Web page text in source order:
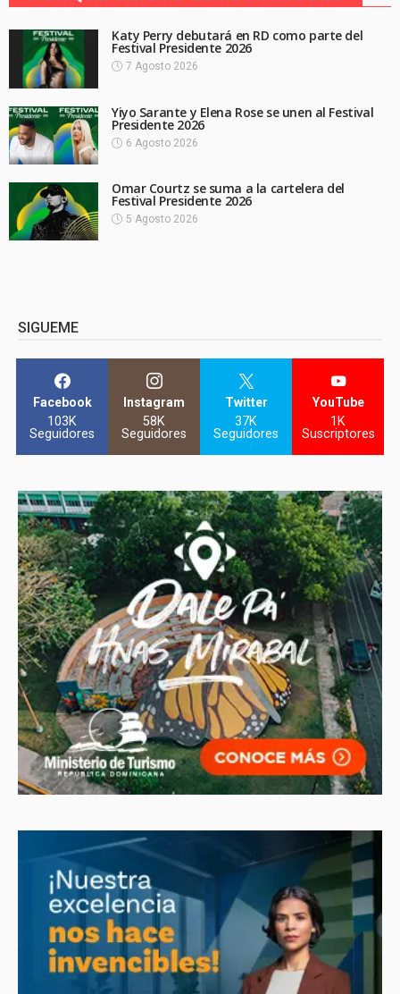
Katy Perry debutará en RD como parte del
Festival Presidente 2026
7 Agosto 2026
Yiyo Sarante y Elena Rose se unen al Festival
Presidente 2026
6 Agosto 2026
Omar Courtz se suma a la cartelera del
Festival Presidente 2026
5 Agosto 2026
SIGUEME
Facebook
103K
Seguidores
Instagram
58K
Seguidores
Twitter
37K
Seguidores
YouTube
1K
Suscriptores